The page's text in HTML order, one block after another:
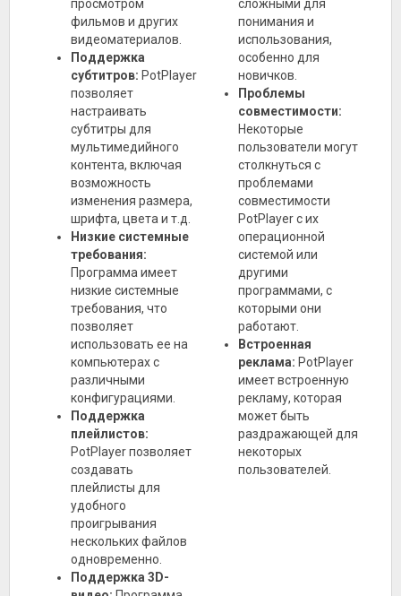
просмотром
фильмов и других
видеоматериалов.
Поддержка
субтитров: PotPlayer
позволяет
настраивать
субтитры для
мультимедийного
контента, включая
возможность
изменения размера,
шрифта, цвета и т.д.
Низкие системные
требования:
Программа имеет
низкие системные
требования, что
позволяет
использовать ее на
компьютерах с
различными
конфигурациями.
Поддержка
плейлистов:
PotPlayer позволяет
создавать
плейлисты для
удобного
проигрывания
нескольких файлов
одновременно.
Поддержка 3D-
сложными для
понимания и
использования,
особенно для
новичков.
Проблемы
совместимости:
Некоторые
пользователи могут
столкнуться с
проблемами
совместимости
PotPlayer с их
операционной
системой или
другими
программами, с
которыми они
работают.
Встроенная
реклама: PotPlayer
имеет встроенную
рекламу, которая
может быть
раздражающей для
некоторых
пользователей.